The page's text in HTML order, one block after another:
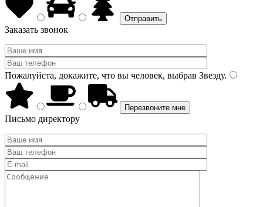
Заказать звонок
Пожалуйста, докажите, что вы человек, выбрав Звезду.
Письмо директору